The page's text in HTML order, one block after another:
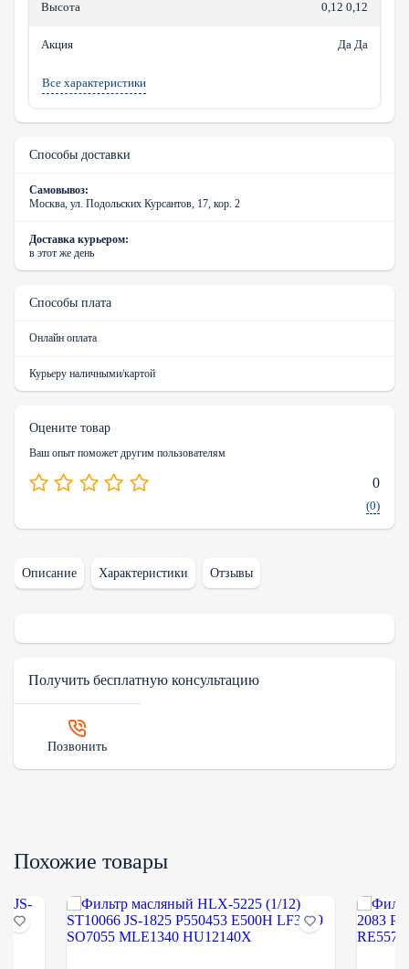
Высота 0,12 0,12
Акция Да Да
Все характеристики
Способы доставки
Самовывоз:
Москва, ул. Подольских Курсантов, 17, кор. 2
Доставка курьером:
в этот же день
Способы плата
Онлайн оплата
Курьеру наличными/картой
Оцените товар
Ваш опыт поможет другим пользователям
0
(0)
Описание Характеристики Отзывы
Получить бесплатную консультацию
Позвонить
Похожие товары